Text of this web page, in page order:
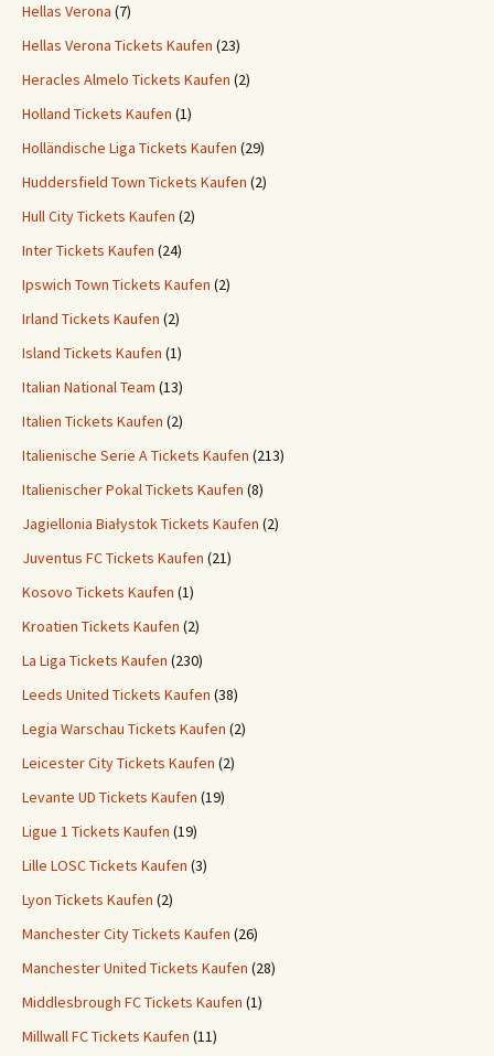
Hellas Verona (7)
Hellas Verona Tickets Kaufen (23)
Heracles Almelo Tickets Kaufen (2)
Holland Tickets Kaufen (1)
Holländische Liga Tickets Kaufen (29)
Huddersfield Town Tickets Kaufen (2)
Hull City Tickets Kaufen (2)
Inter Tickets Kaufen (24)
Ipswich Town Tickets Kaufen (2)
Irland Tickets Kaufen (2)
Island Tickets Kaufen (1)
Italian National Team (13)
Italien Tickets Kaufen (2)
Italienische Serie A Tickets Kaufen (213)
Italienischer Pokal Tickets Kaufen (8)
Jagiellonia Białystok Tickets Kaufen (2)
Juventus FC Tickets Kaufen (21)
Kosovo Tickets Kaufen (1)
Kroatien Tickets Kaufen (2)
La Liga Tickets Kaufen (230)
Leeds United Tickets Kaufen (38)
Legia Warschau Tickets Kaufen (2)
Leicester City Tickets Kaufen (2)
Levante UD Tickets Kaufen (19)
Ligue 1 Tickets Kaufen (19)
Lille LOSC Tickets Kaufen (3)
Lyon Tickets Kaufen (2)
Manchester City Tickets Kaufen (26)
Manchester United Tickets Kaufen (28)
Middlesbrough FC Tickets Kaufen (1)
Millwall FC Tickets Kaufen (11)